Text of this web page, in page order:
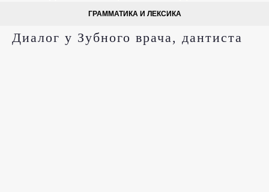
ГРАММАТИКА И ЛЕКСИКА
Диалог у Зубного врача, дантиста